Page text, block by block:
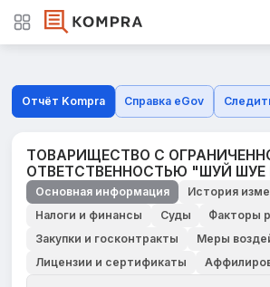
Отчёт Kompra Справка eGov
ТОВАРИЩЕСТВО С
ОТВЕТСТВЕННОСТЬЮ "ШУЙ ШУЕ
Основная информация
История
Налоги и финансы
Суды
Факторы
Закупки и госконтракты
Меры
Лицензии и сертификаты